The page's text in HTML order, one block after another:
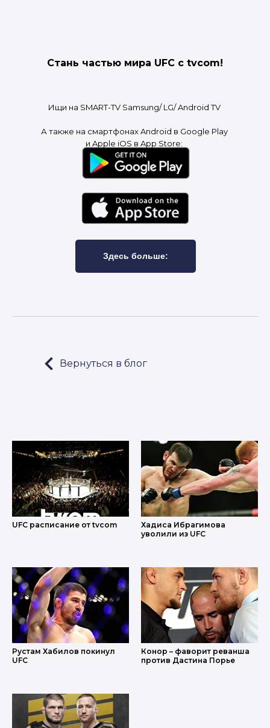
Стань частью мира UFC с tvcom!
Ищи на SMART-TV Samsung/ LG/ Android TV
А также на смартфонах Android в Google Play
и Apple iOS в App Store:
Здесь больше:
Вернуться в блог
LET'S GO!
UFC расписание от tvcom
Хадиса Ибрагимова
уволили из UFC
Рустам Хабилов покинул
UFC
Конор – фаворит реванша
против Дастина Порье